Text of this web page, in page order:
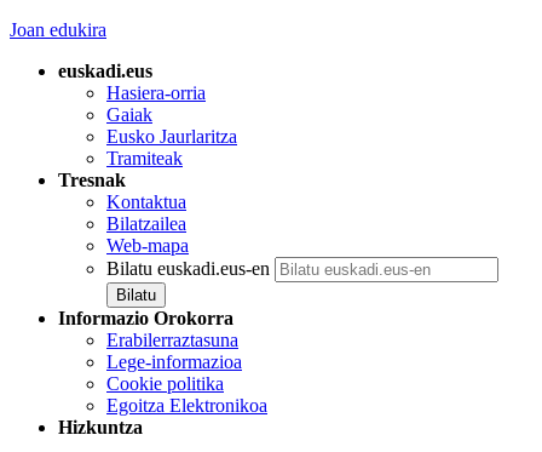
Joan edukira
euskadi.eus
Hasiera-orria
Gaiak
Eusko Jaurlaritza
Tramiteak
Tresnak
Kontaktua
Bilatzailea
Web-mapa
Bilatu euskadi.eus-en
Informazio Orokorra
Erabilerraztasuna
Lege-informazioa
Cookie politika
Egoitza Elektronikoa
Hizkuntza